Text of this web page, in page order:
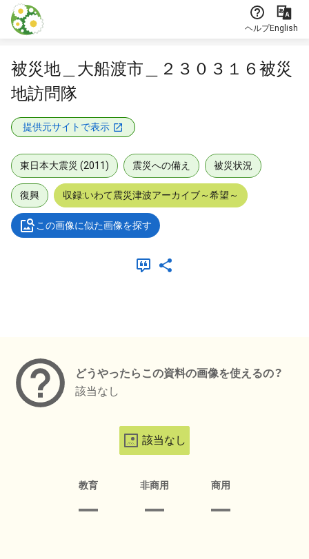
本文に飛ぶ
ヘルプEnglish
被災地＿大船渡市＿２３０３１６被災
地訪問隊
提供元サイトで表示
東日本大震災 (2011) 震災への備え 被災状況
復興 収録:いわて震災津波アーカイブ～希望～
この画像に似た画像を探す
どうやったらこの資料の画像を使えるの？
該当なし
該当なし
教育 非商用 商用